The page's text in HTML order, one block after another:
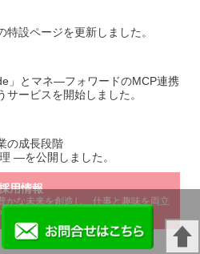
特設ページを更新しました。
」とマネ―フォワードのMCP連携
ービスを開始しました。
の成長段階
―を公開しました。
用情報
かな未来を創造し、仕事と趣味を両立
間を募集中です